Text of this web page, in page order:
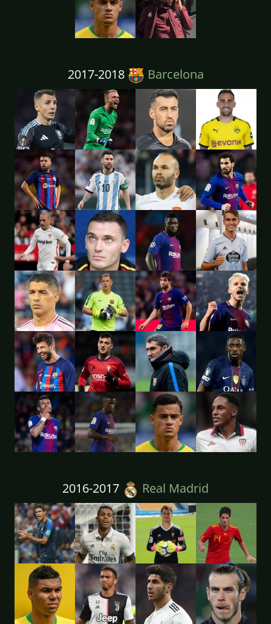
2017-2018 Barcelona
2016-2017 Real Madrid